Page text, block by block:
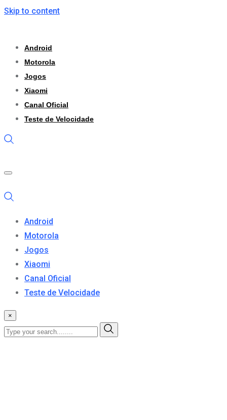
Skip to content
Android
Motorola
Jogos
Xiaomi
Canal Oficial
Teste de Velocidade
Android
Motorola
Jogos
Xiaomi
Canal Oficial
Teste de Velocidade
×